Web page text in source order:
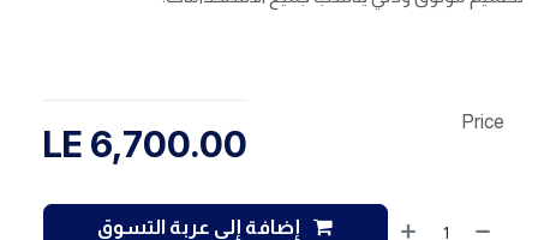
إضافة إلى عربة التسوق
Price
6,700.00